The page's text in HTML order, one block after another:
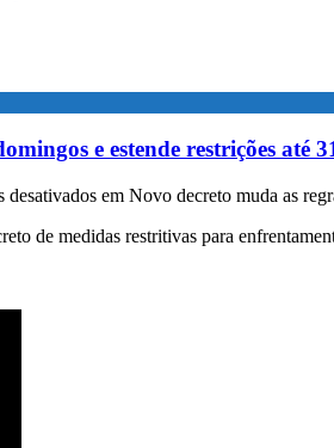
e estende restrições até
desativados em Novo decreto muda as
de medidas restritivas para